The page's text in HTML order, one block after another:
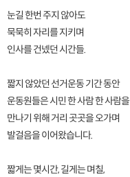
눈길 한번 주지 않아도
묵묵히 자리를 지키며
인사를 건넸던 시간들.
짧지 않았던 선거운동 기간 동안
운동원들은 시민 한 사람 한 사람을
만나기 위해 거리 곳곳을 오가며
발걸음을 이어왔습니다.
짧게는 몇시간, 길게는 며칠,